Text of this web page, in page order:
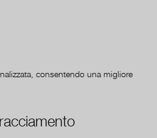
consentendo una migliore